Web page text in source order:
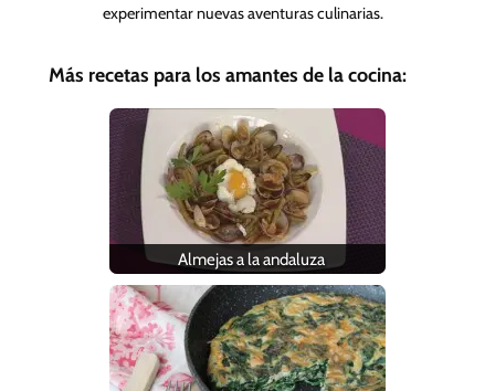
experimentar nuevas aventuras culinarias.
Más recetas para los amantes de la cocina:
Almejas a la andaluza